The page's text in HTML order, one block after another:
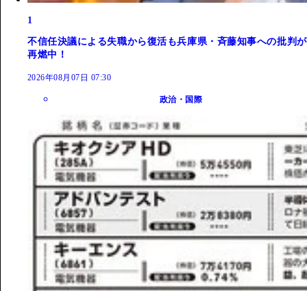
1
不信任決議による失職から復活も兵庫県・斉藤知事への批判が
再燃中！
2026年08月07日 07:30
政治・国際